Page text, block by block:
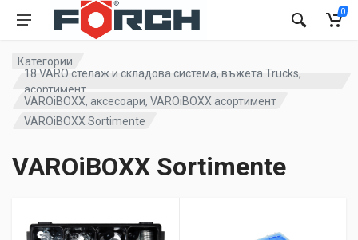
0
Категории
18 VARO стелаж и складова система, въжета Trucks,
асортимент
VAROiBOXX, аксесоари, VAROiBOXX асортимент
VAROiBOXX Sortimente
VAROiBOXX Sortimente